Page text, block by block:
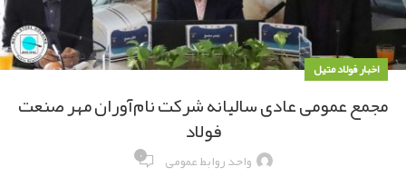
اخبار فولاد متیل
مجمع عمومی عادی سالیانه شرکت نام‌آوران مهر صنعت
فولاد
واحد روابط عمومی ۰